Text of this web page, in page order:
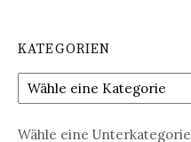
KATEGORIEN
Wähle eine Unterkategorie